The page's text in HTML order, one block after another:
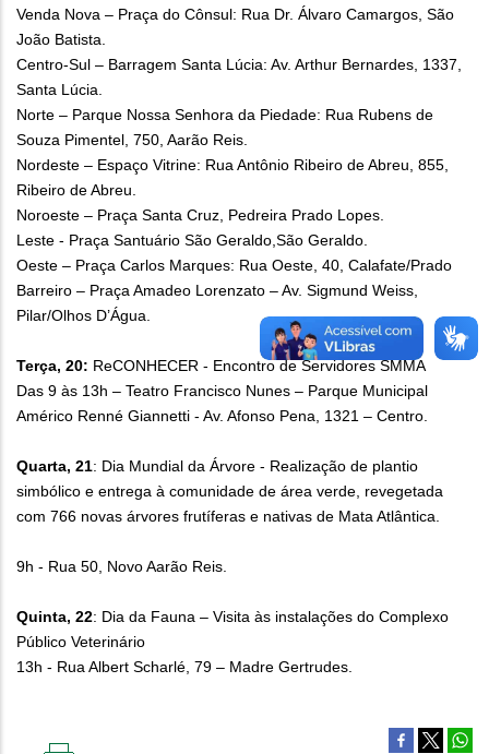
Venda Nova – Praça do Cônsul: Rua Dr. Álvaro Camargos, São
João Batista.
Centro-Sul – Barragem Santa Lúcia: Av. Arthur Bernardes, 1337,
Santa Lúcia.
Norte – Parque Nossa Senhora da Piedade: Rua Rubens de
Souza Pimentel, 750, Aarão Reis.
Nordeste – Espaço Vitrine: Rua Antônio Ribeiro de Abreu, 855,
Ribeiro de Abreu.
Noroeste – Praça Santa Cruz, Pedreira Prado Lopes.
Leste - Praça Santuário São Geraldo,São Geraldo.
Oeste – Praça Carlos Marques: Rua Oeste, 40, Calafate/Prado
Barreiro – Praça Amadeo Lorenzato – Av. Sigmund Weiss,
Pilar/Olhos D’Água.
Terça, 20: ReCONHECER - Encontro de Servidores SMMA
Das 9 às 13h – Teatro Francisco Nunes – Parque Municipal
Américo Renné Giannetti - Av. Afonso Pena, 1321 – Centro.
Quarta, 21: Dia Mundial da Árvore - Realização de plantio
simbólico e entrega à comunidade de área verde, revegetada
com 766 novas árvores frutíferas e nativas de Mata Atlântica.
9h - Rua 50, Novo Aarão Reis.
Quinta, 22: Dia da Fauna – Visita às instalações do Complexo
Público Veterinário
13h - Rua Albert Scharlé, 79 – Madre Gertrudes.